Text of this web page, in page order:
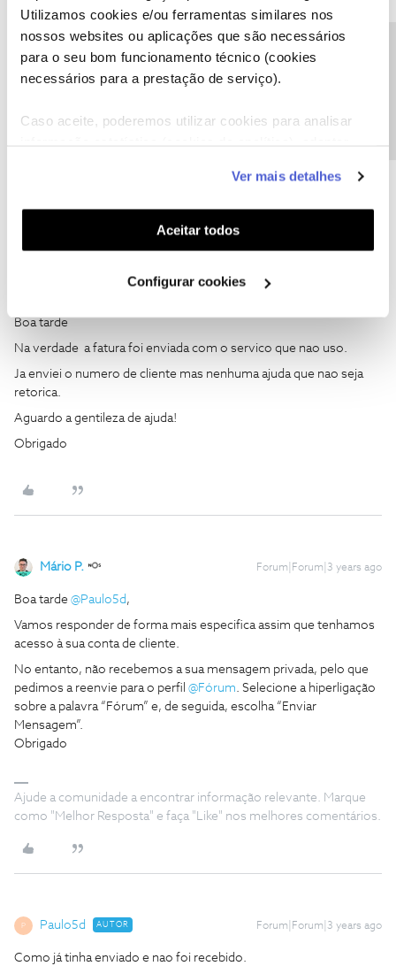
Utilizamos cookies e/ou ferramentas similares nos
nossos websites ou aplicações que são necessários
para o seu bom funcionamento técnico (cookies
necessários para a prestação de serviço).
Caso aceite, poderemos utilizar cookies para analisar
funcionalidades (cookies de personalização e
funcionalidade) e adaptar anúncios aos seus interesses
(cookies de publicidade personalizada). Pode gerir a
utilização dos cookies clicando em "Configurar
Ver mais detalhes
Aceitar todos
Configurar cookies
mensagem privada com o seu número de cliente para o perfil
@Fórum.
Ajude a comunidade a encontrar informação relevante. Marque
Forum|Forum|3 years ago
Boa tarde
Na verdade a fatura foi enviada com o servico que nao uso.
Ja enviei o numero de cliente mas nenhuma ajuda que nao seja
retorica.
Aguardo a gentileza de ajuda!
Obrigado
Mário P. Forum|Forum|3 years ago
Boa tarde @Paulo5d,
Vamos responder de forma mais especifica assim que tenhamos
acesso à sua conta de cliente.
No entanto, não recebemos a sua mensagem privada, pelo que
pedimos a reenvie para o perfil @Fórum. Selecione a hiperligação
sobre a palavra “Fórum” e, de seguida, escolha “Enviar
Mensagem”.
Obrigado
Ajude a comunidade a encontrar informação relevante. Marque
como "Melhor Resposta" e faça "Like" nos melhores comentários.
P Paulo5d AUTOR Forum|Forum|3 years ago
Como já tinha enviado e nao foi recebido.